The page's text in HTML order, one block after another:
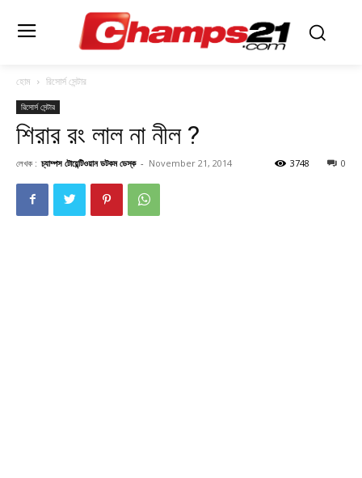
হোম রিসোর্স সেন্টার
রিসোর্স সেন্টার
শিরার রং লাল না নীল ?
লেখক : চ্যাম্পস টোয়েন্টিওয়ান ডটকম ডেস্ক - November 21, 2014 0
3748